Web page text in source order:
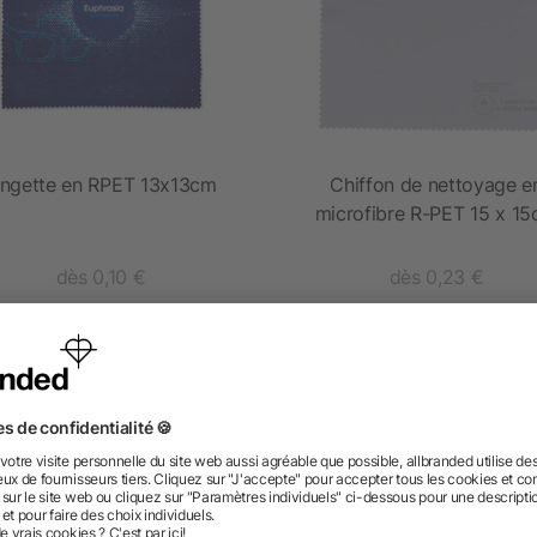
en RPET 13x13cm
dès 0,10 €
Chiffon de nettoyage
microfibre R-PET 15 x
dès 0,23 €
questions ? Nous avons les